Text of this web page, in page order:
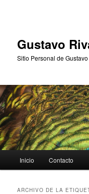
Gustavo
Sitio Personal de
principal
Inicio Contacto
ARCHIVO DE LA